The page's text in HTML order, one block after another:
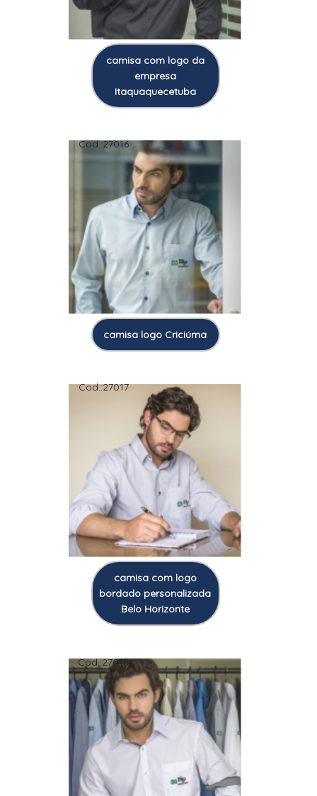
camisa com logo da
empresa
Itaquaquecetuba
Cod.:27016
camisa logo Criciúma
Cod.:27017
camisa com logo
bordado personalizada
Belo Horizonte
Cod.:27018